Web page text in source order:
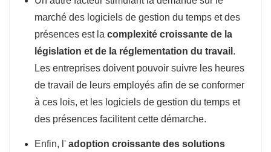
marché des logiciels de gestion du temps et des
présences est la complexité croissante de la
législation et de la réglementation du travail .
Les entreprises doivent pouvoir suivre les heures
de travail de leurs employés afin de se conformer
à ces lois, et les logiciels de gestion du temps et
des présences facilitent cette démarche.
Enfin, l' adoption croissante des solutions